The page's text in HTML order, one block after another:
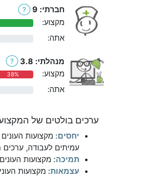
חברתי: 9 ?
מקצוע:
אתה:
מנהלתי: 3.8 ?
מקצוע: 38%
אתה:
ערכים בולטים של
יחסים: מקצועות
עמיתים לעבודה, ערכים
תמיכה: מקצועות
עצמאות: מקצועות